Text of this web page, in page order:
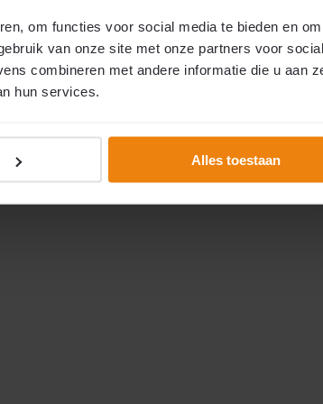
om functies voor social media te bieden en
van onze site met onze partners voor social
combineren met andere informatie die u aan
hun services.
Alles toestaan
Artikelnummer LISORAILP78